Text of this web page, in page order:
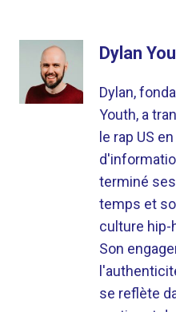
Dylan
Dylan,
Youth, a
le rap US
terminé
temps et
culture hip-
Son
se reflète